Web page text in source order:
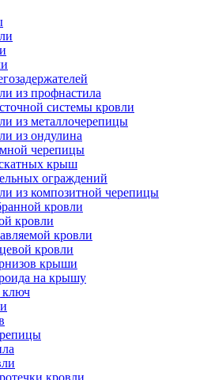
из профнастила
системы кровли
из металлочерепицы
из ондулина
черепицы
крыш
ограждений
из композитной черепицы
кровли
кровли
кровли
кровли
крыши
на крышу
ключ
кровли